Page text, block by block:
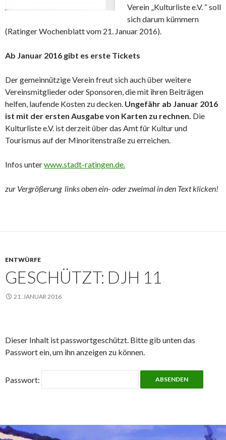
Verein „Kulturliste e.V. “ soll
sich darum kümmern
(Ratinger Wochenblatt vom 21. Januar 2016).
Ab Januar 2016 gibt es erste Tickets
Der gemeinnützige Verein freut sich auch über weitere
Vereinsmitglieder oder Sponsoren, die mit ihren Beiträgen
helfen, laufende Kosten zu decken. Ungefähr ab Januar 2016
ist mit der ersten Ausgabe von Karten zu rechnen. Die
Kulturliste e.V. ist derzeit über das Amt für Kultur und
Tourismus auf der Minoritenstraße zu erreichen.
Infos unterwww.stadt-ratingen.de.
zur Vergrößerung links oben ein- oder zweimal in den Text klicken!
ENTWÜRFE
GESCHÜTZT: DJH 11
21. JANUAR 2016
Dieser Inhalt ist passwortgeschützt. Bitte gib unten das
Passwort ein, um ihn anzeigen zu können.
Passwort: